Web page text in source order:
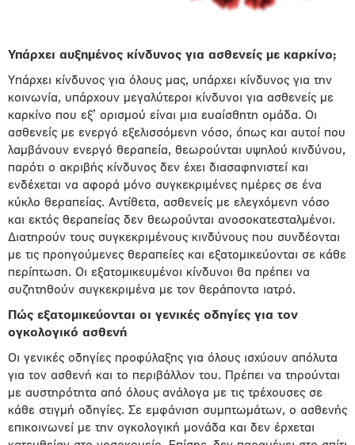
Υπάρχει αυξημένος κίνδυνος για ασθενείς με καρκίνο;
Υπάρχει κίνδυνος για όλους μας, υπάρχει κίνδυνος για την
κοινωνία, υπάρχουν μεγαλύτεροι κίνδυνοι για ασθενείς με
καρκίνο που εξ’ ορισμού είναι μια ευαίσθητη ομάδα. Οι
ασθενείς με ενεργό εξελισσόμενη νόσο, όπως και αυτοί που
λαμβάνουν ενεργό θεραπεία, θεωρούνται υψηλού κινδύνου,
παρότι ο ακριβής κίνδυνος δεν έχει διασαφηνιστεί και
ενδέχεται να αφορά μόνο συγκεκριμένες ημέρες σε ένα
κύκλο θεραπείας. Αντίθετα, ασθενείς με ελεγχόμενη νόσο
και εκτός θεραπείας δεν θεωρούνται ανοσοκατεσταλμένοι.
Διατηρούν τους συγκεκριμένους κινδύνους που συνδέονται
με τις προηγούμενες θεραπείες και εξατομικεύονται σε κάθε
περίπτωση. Οι εξατομικευμένοι κίνδυνοι θα πρέπει να
συζητηθούν συγκεκριμένα με τον θεράποντα ιατρό.
Πώς εξατομικεύονται οι γενικές οδηγίες για τον
ογκολογικό ασθενή
Οι γενικές οδηγίες προφύλαξης για όλους ισχύουν απόλυτα
για τον ασθενή και το περιβάλλον του. Πρέπει να τηρούνται
με αυστηρότητα από όλους ανάλογα με τις τρέχουσες σε
κάθε στιγμή οδηγίες. Σε εμφάνιση συμπτωμάτων, ο ασθενής
επικοινωνεί με την ογκολογική μονάδα και δεν έρχεται